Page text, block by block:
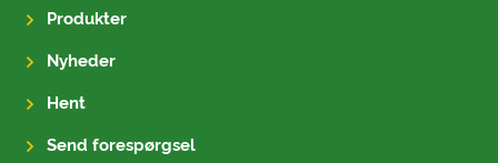
Produkter
Nyheder
Hent
Send forespørgsel